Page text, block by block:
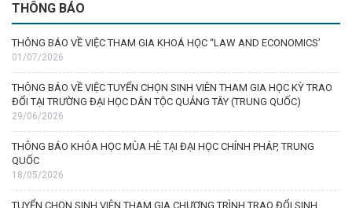
THÔNG BÁO
THÔNG BÁO VỀ VIỆC THAM GIA KHOÁ HỌC “LAW AND ECONOMICS’
01/07/2026
THÔNG BÁO VỀ VIỆC TUYỂN CHỌN SINH VIÊN THAM GIA HỌC KỲ TRAO
ĐỔI TẠI TRƯỜNG ĐẠI HỌC DÂN TỘC QUẢNG TÂY (TRUNG QUỐC)
29/06/2026
THÔNG BÁO KHÓA HỌC MÙA HÈ TẠI ĐẠI HỌC CHÍNH PHÁP, TRUNG
QUỐC
18/05/2026
TUYỂN CHỌN SINH VIÊN THAM GIA CHƯƠNG TRÌNH TRAO ĐỔI SINH